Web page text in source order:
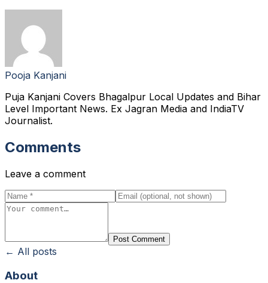
Pooja Kanjani
Puja Kanjani Covers Bhagalpur Local Updates and Bihar
Level Important News. Ex Jagran Media and IndiaTV
Journalist.
Comments
Leave a comment
Post Comment
← All posts
About